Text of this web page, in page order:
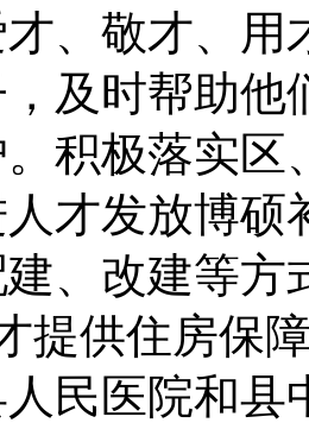
、敬才、用
及时帮助他
积极落实区
才发放博硕
、改建等方
提供住房保
民医院和县